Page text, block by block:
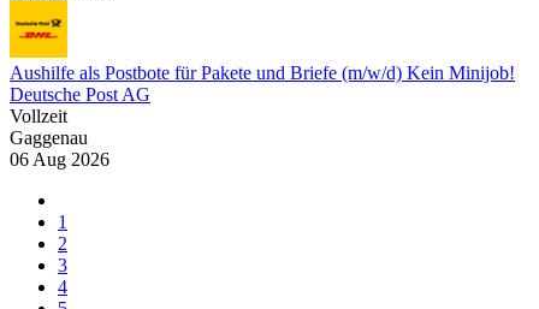
Aushilfe als Postbote für Pakete und Briefe (m/w/d) Kein Minijob!
Deutsche Post AG
Vollzeit
Gaggenau
06 Aug 2026
1
2
3
4